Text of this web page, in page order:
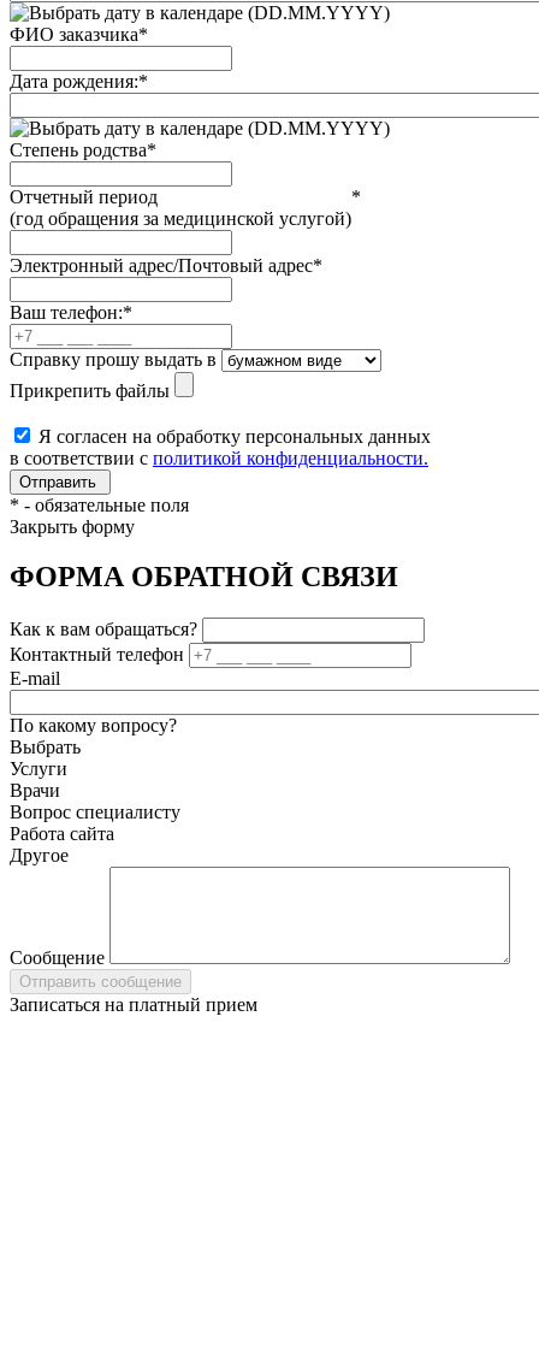
(DD.MM.YYYY)
ФИО заказчика*
Дата рождения:*
(DD.MM.YYYY)
Степень родства*
Отчетный период
(год обращения за медицинской услугой)
*
Электронный адрес/Почтовый адрес*
Ваш телефон:*
Справку прошу выдать в
Прикрепить файлы
Я согласен на обработку персональных данных
в соответствии с политикой конфиденциальности.
* - обязательные поля
Закрыть форму
ФОРМА ОБРАТНОЙ СВЯЗИ
Как к вам обращаться?
Контактный телефон
E-mail
По какому вопросу?
Выбрать
Услуги
Врачи
Вопрос специалисту
Работа сайта
Другое
Сообщение
Записаться на платный прием